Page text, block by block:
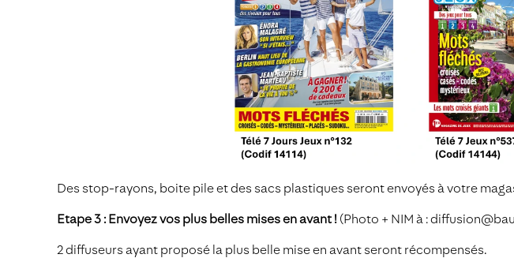
Des stop-rayons, boite pile et des sacs plastiques seront envoyés à votre
Etape 3 : Envoyez vos plus belles mises en avant ! (Photo + NIM à :
2 diffuseurs ayant proposé la plus belle mise en avant seront récompensés.